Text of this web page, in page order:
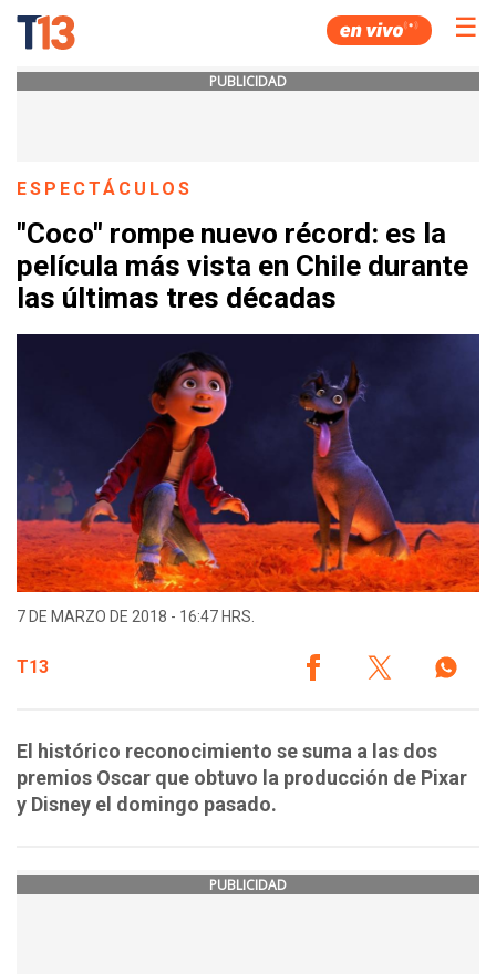
☰
PUBLICIDAD
ESPECTÁCULOS
"Coco" rompe nuevo récord: es la
película más vista en Chile durante
las últimas tres décadas
7 DE MARZO DE 2018 - 16:47 HRS.
T13
El histórico reconocimiento se suma a las dos
premios Oscar que obtuvo la producción de Pixar
y Disney el domingo pasado.
PUBLICIDAD